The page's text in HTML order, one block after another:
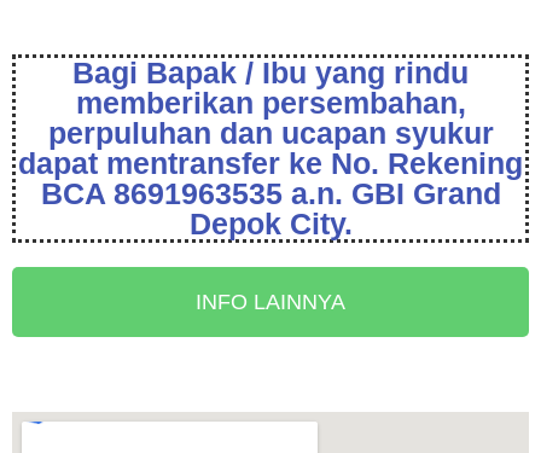
Bagi Bapak / Ibu yang rindu
memberikan persembahan,
perpuluhan dan ucapan syukur
dapat mentransfer ke No. Rekening
BCA 8691963535 a.n. GBI Grand
Depok City.
INFO LAINNYA